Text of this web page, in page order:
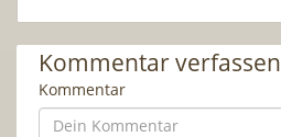
Kommentar verfassen
Kommentar